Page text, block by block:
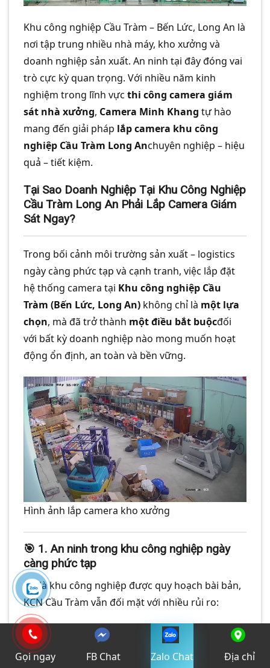
Khu công nghiệp Cầu Tràm – Bến Lức, Long An là
nơi tập trung nhiều nhà máy, kho xưởng và
doanh nghiệp sản xuất. An ninh tại đây đóng vai
trò cực kỳ quan trọng. Với nhiều năm kinh
nghiệm trong lĩnh vực thi công camera giám
sát nhà xưởng, Camera Minh Khang tự hào
mang đến giải pháp lắp camera khu công
nghiệp Cầu Tràm Long Anchuyên nghiệp – hiệu
quả – tiết kiệm.
Tại Sao Doanh Nghiệp Tại Khu Công Nghiệp
Cầu Tràm Long An Phải Lắp Camera Giám
Sát Ngay?
Trong bối cảnh môi trường sản xuất – logistics
ngày càng phức tạp và cạnh tranh, việc lắp đặt
hệ thống camera tại Khu công nghiệp Cầu
Tràm (Bến Lức, Long An) không chỉ là một lựa
chọn, mà đã trở thành một điều bắt buộcđối
với bất kỳ doanh nghiệp nào mong muốn hoạt
động ổn định, an toàn và bền vững.
Hình ảnh lắp camera kho xưởng
🎯 1. An ninh trong khu công nghiệp ngày
càng phức tạp
Dù là khu công nghiệp được quy hoạch bài bản,
KCN Cầu Tràm vẫn đối mặt với nhiều rủi ro:
Lượng người ra vào mỗi ngày quá lớn,
Gọi ngay FB Chat Zalo Chat Địa chỉ